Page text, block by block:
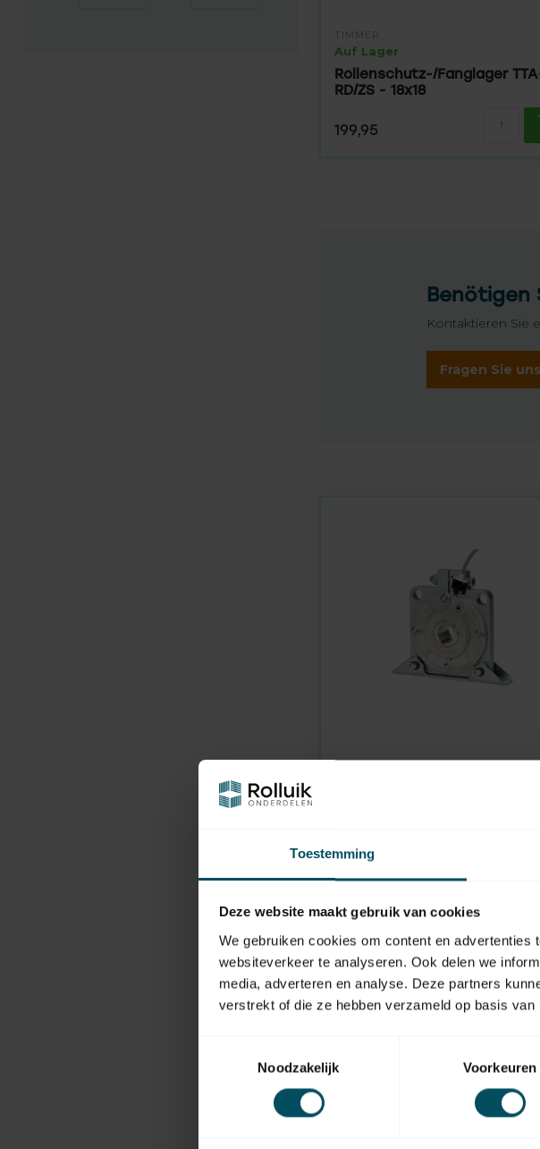
Toestemming
Deze website maakt gebruik van cookies
We gebruiken cookies om content en
websiteverkeer te analyseren. Ook delen we
media, adverteren en analyse. Deze partners
verstrekt of die ze hebben verzameld op basis
Noodzakelijk
Voorkeuren
TIMMER
Auf Lager
Rollenschutz-/Fanglager
RD/ZS - 18x18
199,95
Benötigen
Kontaktieren Sie
Fragen Sie uns
650,00